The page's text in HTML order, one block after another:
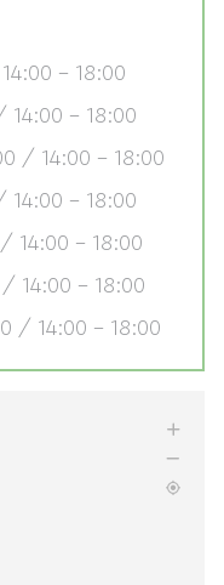
- 18:00
14:00 - 18:00
/ 14:00 - 18:00
14:00 - 18:00
14:00 - 18:00
14:00 - 18:00
/ 14:00 - 18:00